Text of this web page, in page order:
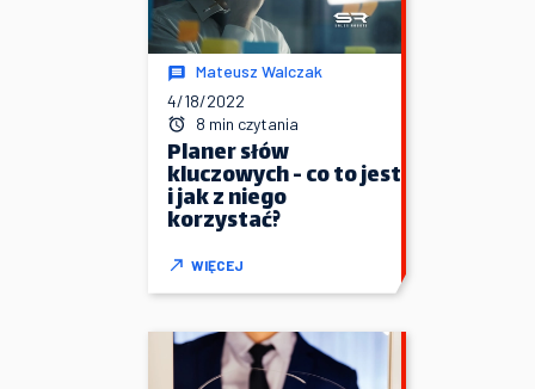
Mateusz Walczak
4/18/2022
8 min czytania
Planer słów
kluczowych - co to jest
i jak z niego
korzystać?
WIĘCEJ